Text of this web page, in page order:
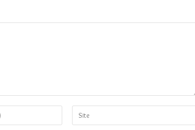
Saisir
l’URL